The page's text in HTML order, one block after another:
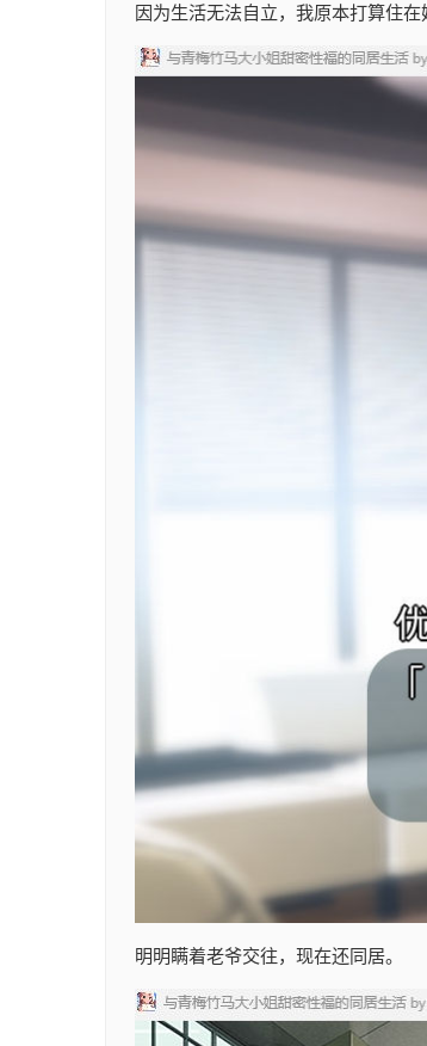
因为生活无法自立，我原本打算住
明明瞒着老爷交往，现在还同居。